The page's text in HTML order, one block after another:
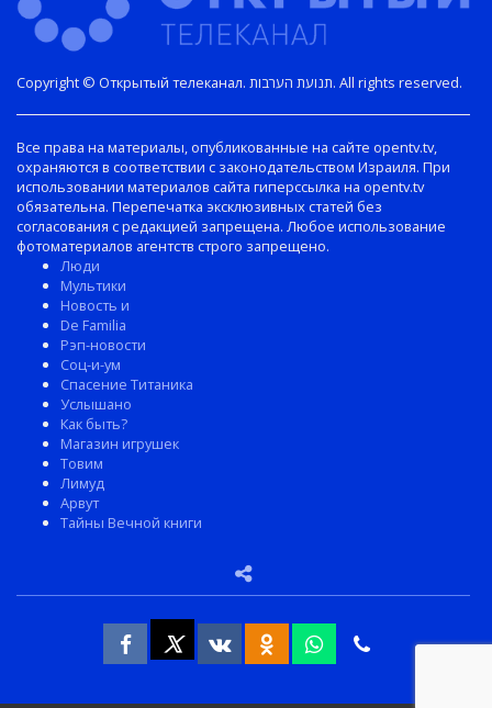
Copyright © Открытый телеканал. תנועת הערבות. All rights reserved.
Все права на материалы, опубликованные на сайте opentv.tv,
охраняются в соответствии с законодательством Израиля. При
использовании материалов сайта гиперссылка на opentv.tv
обязательна. Перепечатка эксклюзивных статей без
согласования с редакцией запрещена. Любое использование
фотоматериалов агентств строго запрещено.
Люди
Мультики
Новость и
De Familia
Рэп-новости
Соц-и-ум
Спасение Титаника
Услышано
Как быть?
Магазин игрушек
Товим
Лимуд
Арвут
Тайны Вечной книги